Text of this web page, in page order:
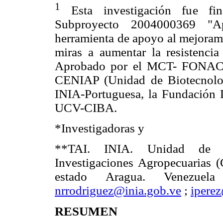
1
Esta investigación fue
Subproyecto 2004000369
herramienta de apoyo al
miras a aumentar la
Aprobado por el MCT-
CENIAP (Unidad de
INIA-Portuguesa, la
UCV-CIBA.
*Investigadoras y
**TAI. INIA. Unidad de
Investigaciones
estado Aragua.
nrrodriguez@inia.gob.ve ;
RESUMEN